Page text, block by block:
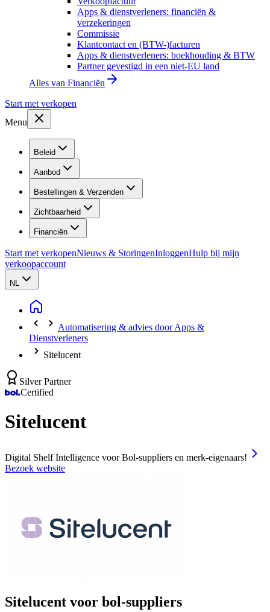
Apps & dienstverleners: financiën &
verzekeringen
Commissie
Klantcontact en (BTW-)facturen
Apps & dienstverleners: boekhouding & BTW
Partner gevestigd in een niet-EU land
Alles van Financiën
Start met verkopen
Menu
Beleid
Aanbod
Bestellingen & Verzenden
Zichtbaarheid
Financiën
Start met verkopenNieuws & StoringenInloggenHulp bij mijn
verkoopaccount
NL
Automatisering & advies door Apps &
Dienstverleners
Sitelucent
Silver Partner
Certified
Sitelucent
Digital Shelf Intelligence voor Bol-suppliers en merk-eigenaars!
Bezoek website
Sitelucent voor bol-suppliers